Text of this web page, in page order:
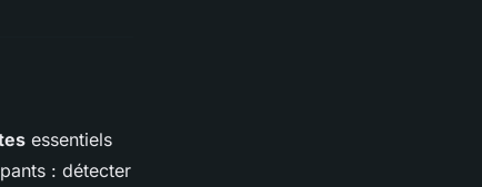
essentiels
: détecter